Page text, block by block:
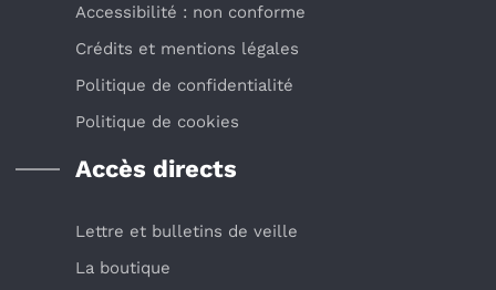
Accessibilité : non conforme
Crédits et mentions légales
Politique de confidentialité
Politique de cookies
Accès directs
Lettre et bulletins de veille
La boutique